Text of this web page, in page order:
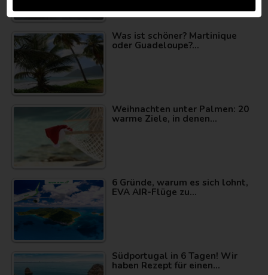
Was ist schöner? Martinique
oder Guadeloupe?…
Weihnachten unter Palmen: 20
warme Ziele, in denen…
6 Gründe, warum es sich lohnt,
EVA AIR-Flüge zu…
Südportugal in 6 Tagen! Wir
haben Rezept für einen…